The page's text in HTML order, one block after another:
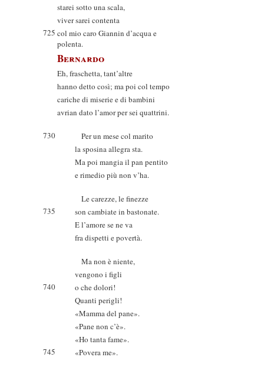
starei sotto una scala,
viver sarei contenta
725 col mio caro Giannin d’acqua e
polenta.
Bernardo
Eh, fraschetta, tant’altre
hanno detto così; ma poi col tempo
cariche di miserie e di bambini
avrian dato l’amor per sei quattrini.
730
Per un mese col marito
la sposina allegra sta.
Ma poi mangia il pan pentito
e rimedio più non v’ha.
Le carezze, le finezze
735
son cambiate in bastonate.
E l’amore se ne va
fra dispetti e povertà.
Ma non è niente,
vengono i figli
740
o che dolori!
Quanti perigli!
«Mamma del pane».
«Pane non c’è».
«Ho tanta fame».
745
«Povera me».